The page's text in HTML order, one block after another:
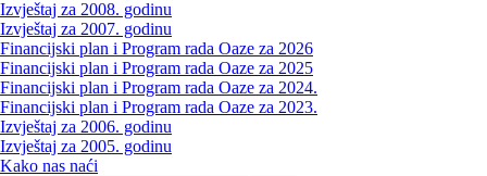
Izvještaj za 2008. godinu
Izvještaj za 2007. godinu
Financijski plan i Program rada Oaze za 2026
Financijski plan i Program rada Oaze za 2025
Financijski plan i Program rada Oaze za 2024.
Financijski plan i Program rada Oaze za 2023.
Izvještaj za 2006. godinu
Izvještaj za 2005. godinu
Kako nas naći